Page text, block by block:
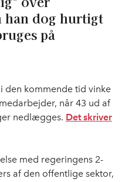
han dog hurtigt
på
den kommende tid vinke
når 43 ud af
nedlægges. Det skriver
med regeringens 2-
af den offentlige sektor,